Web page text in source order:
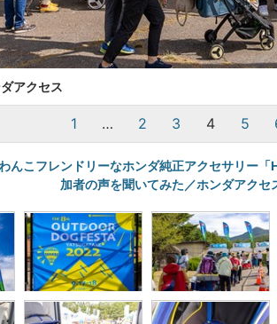
アクセス
1 … 2 3 4 5
んこフレンドリーなホンダ純正アクセサリー
加者の声を聞いてみた／ホンダアクセ